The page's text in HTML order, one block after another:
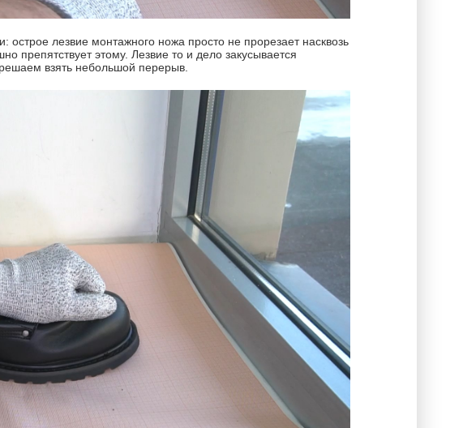
лезвие монтажного ножа просто не прорезает насквозь
препятствует этому. Лезвие то и дело закусывается
взять небольшой перерыв.